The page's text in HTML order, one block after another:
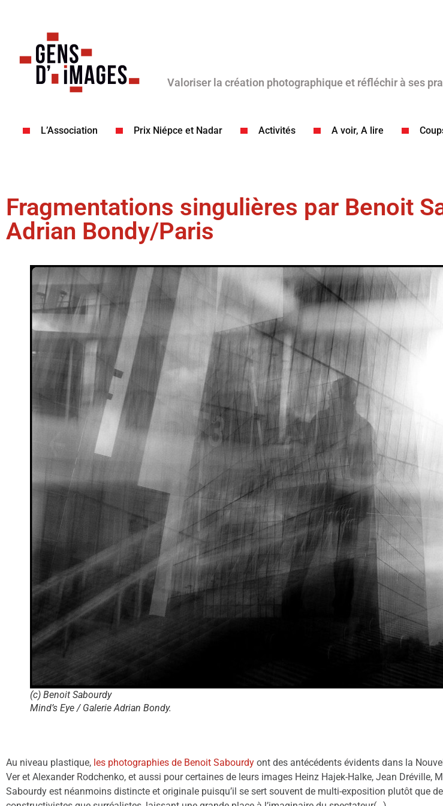
Valoriser la création photographique et réfléchir à ses
L’Association Prix Niépce et Nadar Activités A voir, A lire
Fragmentations singulières par Benoit
Adrian Bondy/Paris
(c) Benoit Sabourdy
Mind’s Eye / Galerie Adrian Bondy.
Au niveau plastique, les photographies de Benoit Sabourdy ont des antécédents évidents dans la
Ver et Alexander Rodchenko, et aussi pour certaines de leurs images Heinz Hajek-Halke, Jean Dréville,
Sabourdy est néanmoins distincte et originale puisqu’il se sert souvent de multi-exposition plutôt que